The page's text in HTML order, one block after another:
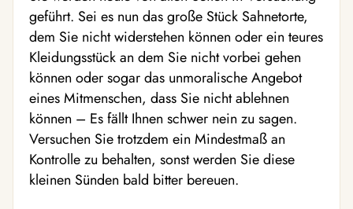
geführt. Sei es nun das große Stück Sahnetorte,
dem Sie nicht widerstehen können oder ein teures
Kleidungsstück an dem Sie nicht vorbei gehen
können oder sogar das unmoralische Angebot
eines Mitmenschen, dass Sie nicht ablehnen
können – Es fällt Ihnen schwer nein zu sagen.
Versuchen Sie trotzdem ein Mindestmaß an
Kontrolle zu behalten, sonst werden Sie diese
kleinen Sünden bald bitter bereuen.